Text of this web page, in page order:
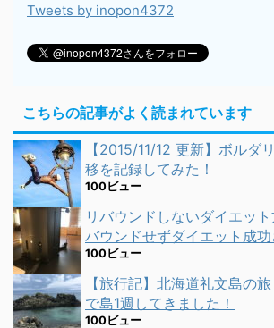
Tweets by inopon4372
こちらの記事がよく読まれています
【2015/11/12 更新】ボルダ
移を記録してみた！
100ビュー
リバウンドしないダイエッ
バウンドせずダイエット成
100ビュー
【旅行記】北海道礼文島の
で島1週してきました！
100ビュー